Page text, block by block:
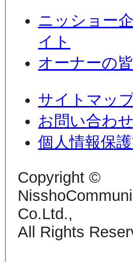
ニッショー
イト
オーナーの
サイトマッ
お問い合わせ
個人情報保
Copyright ©
Co.Ltd.,
All Rights